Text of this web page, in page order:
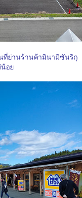
ที่ย่านร้านค้ามินามิซันริกุ
อย